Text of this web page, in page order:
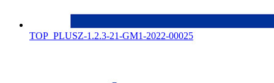
TOP_PLUSZ-1.2.3-21-GM1-2022-00025